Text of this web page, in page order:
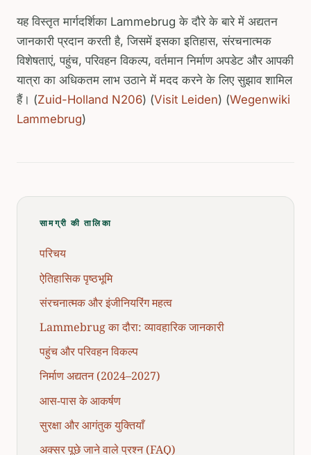
यह विस्तृत मार्गदर्शिका Lammebrug के दौरे के बारे में अद्यतन
जानकारी प्रदान करती है, जिसमें इसका इतिहास, संरचनात्मक
विशेषताएं, पहुंच, परिवहन विकल्प, वर्तमान निर्माण अपडेट और आपकी
यात्रा का अधिकतम लाभ उठाने में मदद करने के लिए सुझाव शामिल
हैं। (Zuid-Holland N206) (Visit Leiden) (Wegenwiki
Lammebrug)
सामग्री की तालिका
परिचय
ऐतिहासिक पृष्ठभूमि
संरचनात्मक और इंजीनियरिंग महत्व
Lammebrug का दौरा: व्यावहारिक जानकारी
पहुंच और परिवहन विकल्प
निर्माण अद्यतन (2024–2027)
आस-पास के आकर्षण
सुरक्षा और आगंतुक युक्तियाँ
अक्सर पूछे जाने वाले प्रश्न (FAQ)